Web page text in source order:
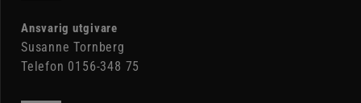
Ansvarig utgivare
Susanne Tornberg
Telefon 0156-348 75